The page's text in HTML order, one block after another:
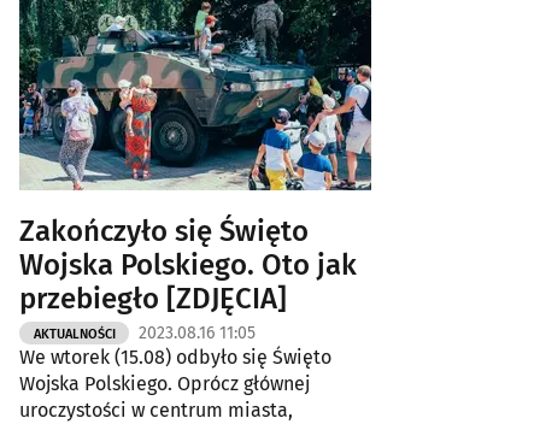
Zakończyło się Święto
Wojska Polskiego. Oto jak
przebiegło [ZDJĘCIA]
AKTUALNOŚCI 2023.08.16 11:05
We wtorek (15.08) odbyło się Święto
Wojska Polskiego. Oprócz głównej
uroczystości w centrum miasta,